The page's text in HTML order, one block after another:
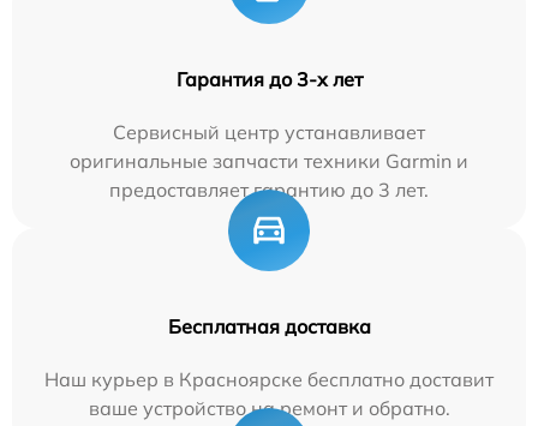
Гарантия до 3-х лет
Сервисный центр устанавливает
оригинальные запчасти техники Garmin и
предоставляет гарантию до 3 лет.
Бесплатная доставка
Наш курьер в Красноярске бесплатно доставит
ваше устройство на ремонт и обратно.